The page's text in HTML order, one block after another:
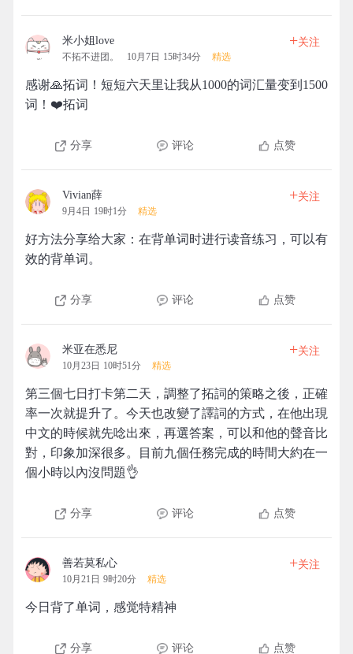
米小姐love
不拓不进团。 10月7日 15时34分 精选
+关注
感谢🙏拓词！短短六天里让我从1000的词汇量变到1500
词！❤️拓词
分享 评论 点赞
Vivian薛
9月4日 19时1分 精选
+关注
好方法分享给大家：在背单词时进行读音练习，可以有
效的背单词。
分享 评论 点赞
米亚在悉尼
10月23日 10时51分 精选
+关注
第三個七日打卡第二天，調整了拓詞的策略之後，正確
率一次就提升了。今天也改變了譯詞的方式，在他出現
中文的時候就先唸出來，再選答案，可以和他的聲音比
對，印象加深很多。目前九個任務完成的時間大約在一
個小時以內沒問題👌
分享 评论 点赞
善若莫私心
10月21日 9时20分 精选
+关注
今日背了单词，感觉特精神
分享 评论 点赞